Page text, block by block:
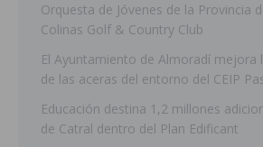
Orquesta de Jóvenes de la Provincia
Colinas Golf & Country Club
El Ayuntamiento de Almoradí mejora
de las aceras del entorno del CEIP
Educación destina 1,2 millones
de Catral dentro del Plan Edificant